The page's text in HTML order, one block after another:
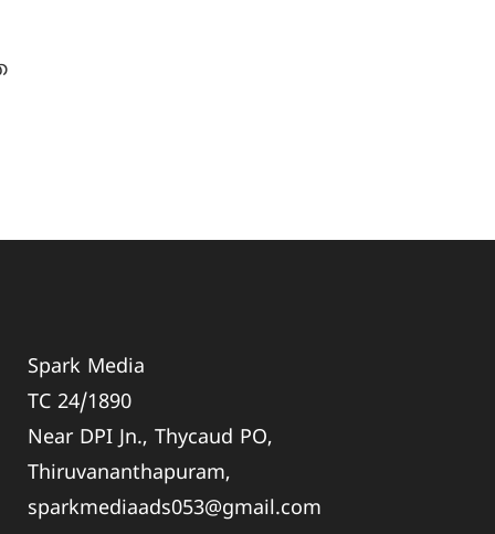
Spark Media
TC 24/1890
Near DPI Jn., Thycaud PO,
Thiruvananthapuram,
sparkmediaads053@gmail.com